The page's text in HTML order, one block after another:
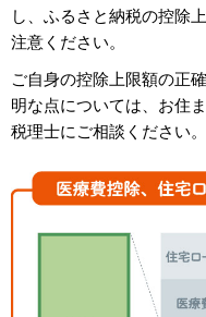
し、ふるさと納税の控除
注意ください。
ご自身の控除上限額の正
明な点については、お住
税理士にご相談ください。